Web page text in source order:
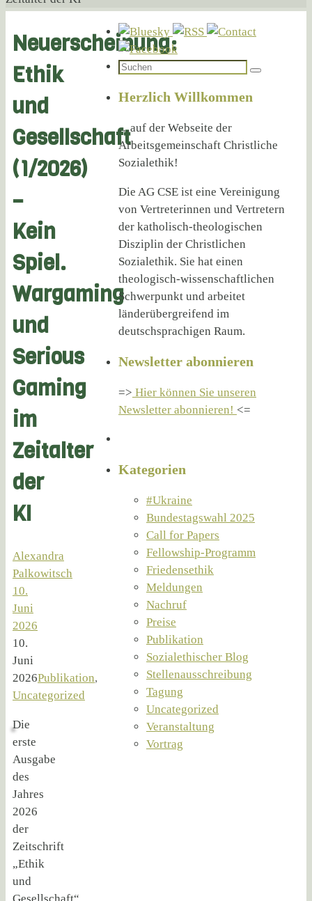
Neuerscheinung:
Ethik
und
Gesellschaft
(1/2026)
–
Kein
Spiel.
Wargaming
und
Serious
Gaming
im
Zeitalter
der
KI
Alexandra
Palkowitsch
10.
Juni
2026
10.
Juni
2026Publikation,
Uncategorized
Die
erste
Ausgabe
des
Jahres
2026
der
Zeitschrift
„Ethik
und
Suchen
Suchen
Herzlich Willkommen
…auf der Webseite der
Arbeitsgemeinschaft Christliche
Sozialethik!
Die AG CSE ist eine Vereinigung
von Vertreterinnen und Vertretern
der katholisch-theologischen
Disziplin der Christlichen
Sozialethik. Sie hat einen
theologisch-wissenschaftlichen
Schwerpunkt und arbeitet
länderübergreifend im
deutschsprachigen Raum.
Newsletter abonnieren
=> Hier können Sie unseren
Newsletter abonnieren! <=
Kategorien
#Ukraine
Bundestagswahl 2025
Call for Papers
Fellowship-Programm
Friedensethik
Meldungen
Nachruf
Preise
Publikation
Sozialethischer Blog
Stellenausschreibung
Tagung
Uncategorized
Veranstaltung
Vortrag